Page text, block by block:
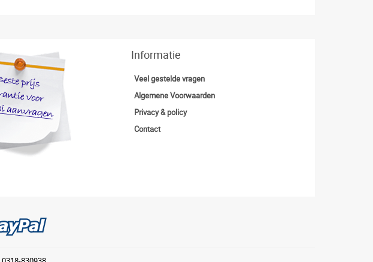
Informatie
Veel gestelde vragen
Algemene Voorwaarden
Privacy & policy
Contact